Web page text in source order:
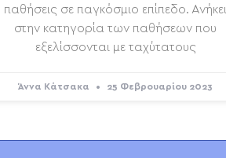
παθήσεις σε παγκόσμιο επίπεδο. Ανήκει
στην κατηγορία των παθήσεων που
εξελίσσονται με ταχύτατους
Άννα Κάτσακα 25 Φεβρουαρίου 2023